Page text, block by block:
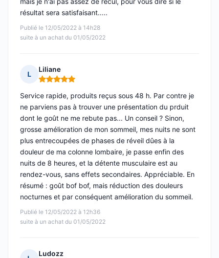
Publié le 12/05/2022 à 14h28
suite à un achat du 01/05/2022
résultat sera satisfaisant.....
L
Liliane
Note : 5 sur 5
Publié le 12/05/2022 à 12h36
suite à un achat du 01/05/2022
Service rapide, produits reçus sous 48 h. Par contre je
ne parviens pas à trouver une présentation du prduit
dont le goût ne me rebute pas... Un conseil ? Sinon,
grosse amélioration de mon sommeil, mes nuits ne sont
plus entrecoupées de phases de réveil dûes à la
douleur de ma colonne lombaire, je passe enfin des
nuits de 8 heures, et la détente musculaire est au
rendez-vous, sans effets secondaires. Appréciable. En
résumé : goût bof bof, mais réduction des douleurs
nocturnes et par conséquent amélioration du sommeil.
Ludozz